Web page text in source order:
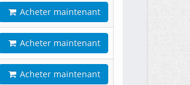
Acheter maintenant
Acheter maintenant
Acheter maintenant